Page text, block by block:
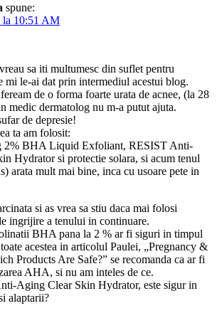
spune:
la 10:51 AM
sa iti multumesc din suflet pentru
mi le-ai dat prin intermediul acestui blog.
de o forma foarte urata de acnee, (la 28
medic dermatolog nu m-a putut ajuta.
de depresie!
ta am folosit:
2% BHA Liquid Exfoliant, RESIST Anti-
Hydrator si protectie solara, si acum tenul
arata mult mai bine, inca cu usoare pete in
si as vrea sa stiu daca mai folosi
ingrijire a tenului in continuare.
BHA pana la 2 % ar fi siguri in timpul
acestea in articolul Paulei, „Pregnancy &
Products Are Safe?” se recomanda ca ar fi
AHA, si nu am inteles de ce.
Aging Clear Skin Hydrator, este sigur in
alaptarii?